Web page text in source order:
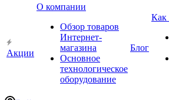
Акции
О компании
Обзор товаров
Интернет-
магазина
Основное
технологическое
оборудование
Блог
Как